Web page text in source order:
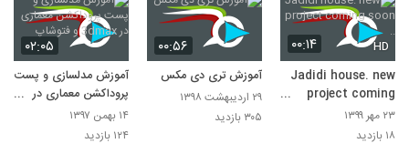
۰۰:۱۴ HD
Jadidi house. new
project coming
soon ..
۲۳ مهر ۱۳۹۹
۱۸ بازدید
۰۰:۵۶
آموزش تری دی مکس
۲۹ اردیبهشت ۱۳۹۸
۳۰۵ بازدید
۰۲:۰۵
آموزش مدلسازی و پست
پروداکشن معماری در
3dmax و فتوشاپ
۱۴ بهمن ۱۳۹۷
۱۲۴ بازدید